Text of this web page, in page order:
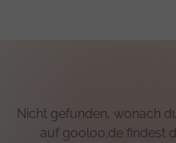
Nicht gefunden, wonach
auf gooloo.de findest